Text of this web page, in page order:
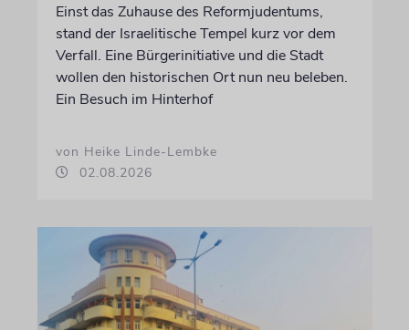
Einst das Zuhause des Reformjudentums,
stand der Israelitische Tempel kurz vor dem
Verfall. Eine Bürgerinitiative und die Stadt
wollen den historischen Ort nun neu beleben.
Ein Besuch im Hinterhof
von Heike Linde-Lembke
02.08.2026